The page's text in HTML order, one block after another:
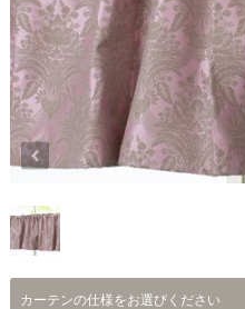
カーテンの仕様をお選びください